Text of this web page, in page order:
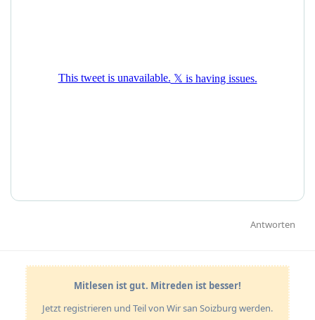
Antworten
Mitlesen ist gut. Mitreden ist besser!
Jetzt registrieren und Teil von Wir san Soizburg werden.